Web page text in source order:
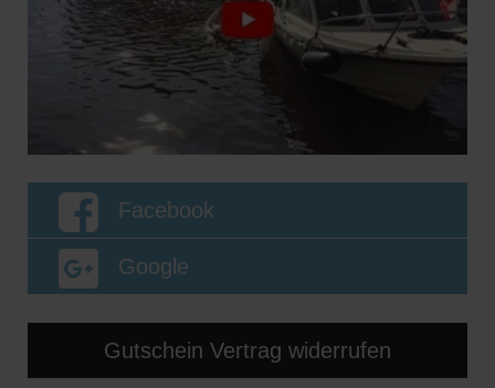
Facebook
Google
Gutschein Vertrag widerrufen